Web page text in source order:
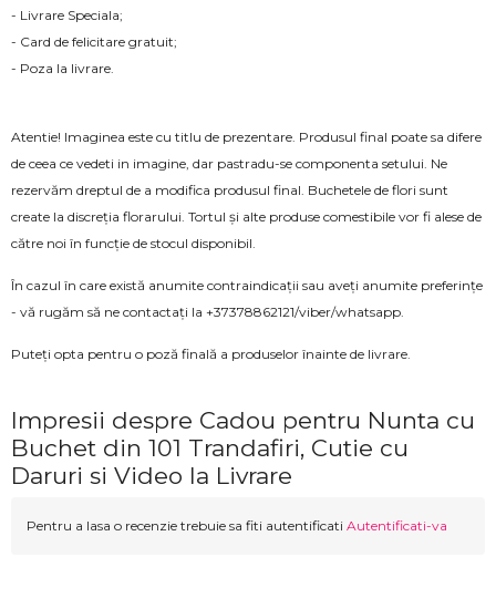
- Livrare Speciala;
- Card de felicitare gratuit;
- Poza la livrare.
Atentie! Imaginea este cu titlu de prezentare. Produsul final poate sa difere
de ceea ce vedeti in imagine, dar pastradu-se componenta setului. Ne
rezervăm dreptul de a modifica produsul final. Buchetele de flori sunt
create la discreția florarului. Tortul și alte produse comestibile vor fi alese de
către noi în funcție de stocul disponibil.
În cazul în care există anumite contraindicații sau aveți anumite preferințe
- vă rugăm să ne contactați la +37378862121/viber/whatsapp.
Puteți opta pentru o poză finală a produselor înainte de livrare.
Impresii despre Cadou pentru Nunta cu
Buchet din 101 Trandafiri, Cutie cu
Daruri si Video la Livrare
Pentru a lasa o recenzie trebuie sa fiti autentificati Autentificati-va